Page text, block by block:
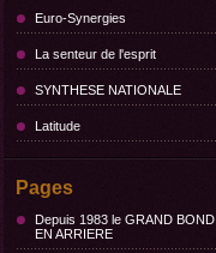
Euro-Synergies
La senteur de l'esprit
SYNTHESE NATIONALE
Latitude
Pages
Depuis 1983 le GRAND BOND
EN ARRIERE